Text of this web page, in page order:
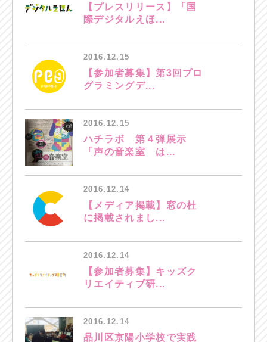
【プレスリリース】「国
際デジタルえほ...
2016.12.15
【参加者募集】第3回プロ
グラミングデ...
2016.12.15
ハチラボ 第４弾展示
「声の音楽室 は...
2016.12.14
【メディア掲載】窓の杜
に掲載されまし...
2016.12.14
【参加者募集】キッズク
リエイティブ研...
2016.12.14
品川区京陽小学校で実践